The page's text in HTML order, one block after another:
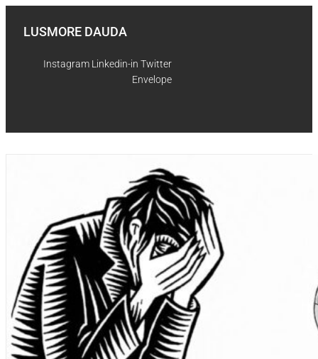
LUSMORE DAUDA
Instagram Linkedin-in Twitter
Envelope